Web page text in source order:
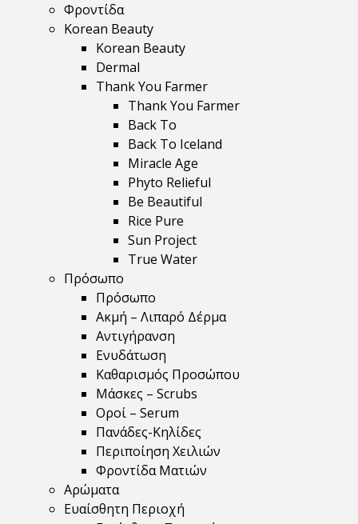
Φροντίδα
Korean Beauty
Korean Beauty
Dermal
Thank You Farmer
Thank You Farmer
Back To
Back To Iceland
Miracle Age
Phyto Relieful
Be Beautiful
Rice Pure
Sun Project
True Water
Πρόσωπο
Πρόσωπο
Ακμή – Λιπαρό Δέρμα
Αντιγήρανση
Ενυδάτωση
Καθαρισμός Προσώπου
Μάσκες – Scrubs
Οροί – Serum
Πανάδες-Κηλίδες
Περιποίηση Χειλιών
Φροντίδα Ματιών
Αρώματα
Ευαίσθητη Περιοχή